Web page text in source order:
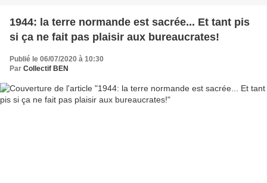
1944: la terre normande est sacrée... Et tant pis
si ça ne fait pas plaisir aux bureaucrates!
Publié le 06/07/2020 à 10:30
Par Collectif BEN